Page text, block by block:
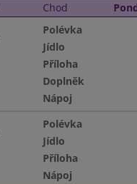
Chod
Polévka
Jídlo
Příloha
Doplněk
Nápoj
Polévka
Jídlo
Příloha
Nápoj